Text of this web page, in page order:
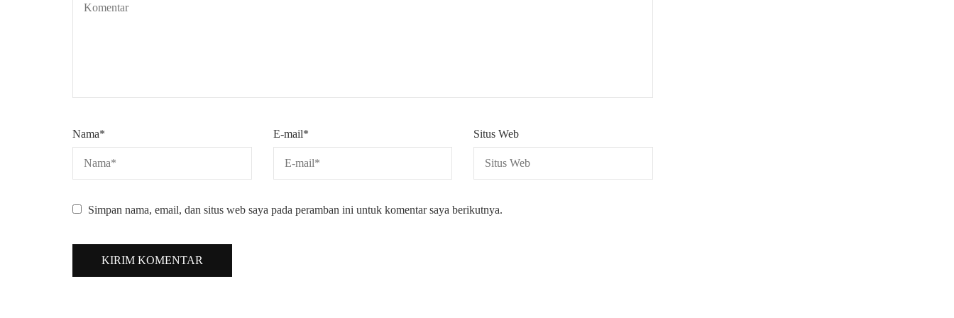
Nama* E-mail* Situs Web
Simpan nama, email, dan situs web saya pada peramban ini untuk komentar saya berikutnya.